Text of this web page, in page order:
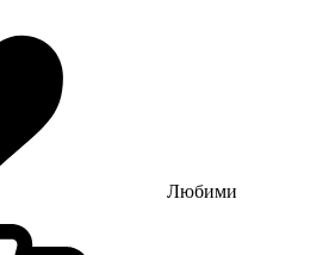
Любими